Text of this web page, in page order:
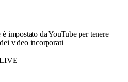
impostato da YouTube per tenere
video incorporati.